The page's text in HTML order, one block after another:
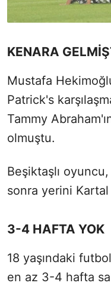
KENARA
Mustafa
Patrick's
Tammy
olmuştu.
Beşiktaşlı
sonra yerini Kartal
3-4 HAFTA YOK
18 yaşındaki
en az 3-4 hafta